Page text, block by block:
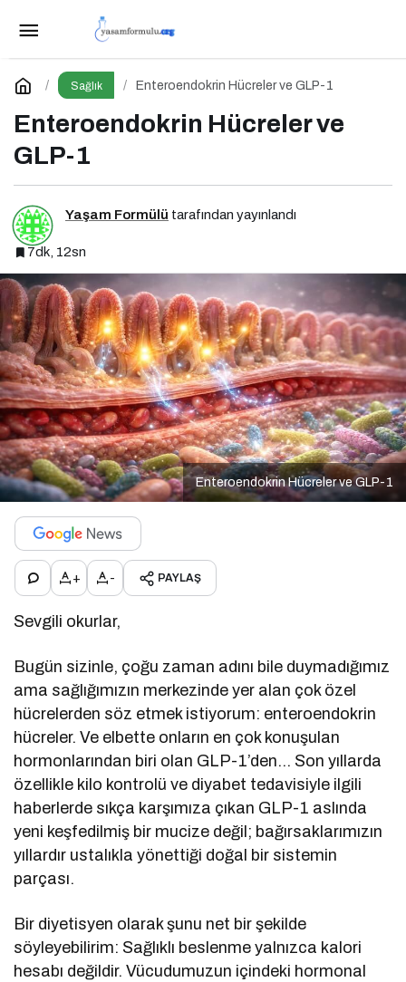
Sağlık Enteroendokrin Hücreler ve GLP-1
Enteroendokrin Hücreler ve
GLP-1
Yaşam Formülü tarafından yayınlandı
7dk, 12sn
Enteroendokrin Hücreler ve GLP-1
+ - PAYLAŞ
Sevgili okurlar,
Bugün sizinle, çoğu zaman adını bile duymadığımız
ama sağlığımızın merkezinde yer alan çok özel
hücrelerden söz etmek istiyorum: enteroendokrin
hücreler. Ve elbette onların en çok konuşulan
hormonlarından biri olan GLP-1’den… Son yıllarda
özellikle kilo kontrolü ve diyabet tedavisiyle ilgili
haberlerde sıkça karşımıza çıkan GLP-1 aslında
yeni keşfedilmiş bir mucize değil; bağırsaklarımızın
yıllardır ustalıkla yönettiği doğal bir sistemin
parçası.
Bir diyetisyen olarak şunu net bir şekilde
söyleyebilirim: Sağlıklı beslenme yalnızca kalori
hesabı değildir. Vücudumuzun içindeki hormonal
Postprandiyal İnflamasyon: Yediğimiz
Yemekten Saatler Sonra Başlayan Sessiz Risk
Yorum Yap